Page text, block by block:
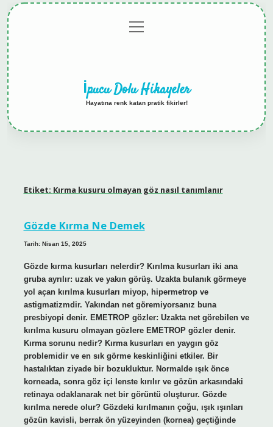
menüyü
aç
İpucu Dolu Hikayeler
Hayatına renk katan pratik fikirler!
Etiket: Kırma kusuru olmayan göz nasıl tanımlanır
Gözde Kırma Ne Demek
Tarih: Nisan 15, 2025
Gözde kırma kusurları nelerdir? Kırılma kusurları iki ana
gruba ayrılır: uzak ve yakın görüş. Uzakta bulanık görmeye
yol açan kırılma kusurları miyop, hipermetrop ve
astigmatizmdir. Yakından net göremiyorsanız buna
presbiyopi denir. EMETROP gözler: Uzakta net görebilen ve
kırılma kusuru olmayan gözlere EMETROP gözler denir.
Kırma sorunu nedir? Kırma kusurları en yaygın göz
problemidir ve en sık görme keskinliğini etkiler. Bir
hastalıktan ziyade bir bozukluktur. Normalde ışık önce
korneada, sonra göz içi lenste kırılır ve gözün arkasındaki
retinaya odaklanarak net bir görüntü oluşturur. Gözde
kırılma nerede olur? Gözdeki kırılmanın çoğu, ışık ışınları
gözün kavisli, berrak ön yüzeyinden (kornea) geçtiğinde